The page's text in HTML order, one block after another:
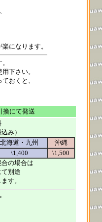
になります。
下さい。
おくと、
換にて発送
み）
北海道・九州
沖縄
\1,400
\1,500
の場合は
別途
す。